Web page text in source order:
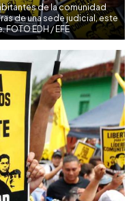
de la comunidad
de una sede judicial, este
EDH / EFE